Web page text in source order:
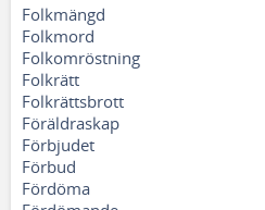
Folkmängd
Folkmord
Folkomröstning
Folkrätt
Folkrättsbrott
Föräldraskap
Förbjudet
Förbud
Fördöma